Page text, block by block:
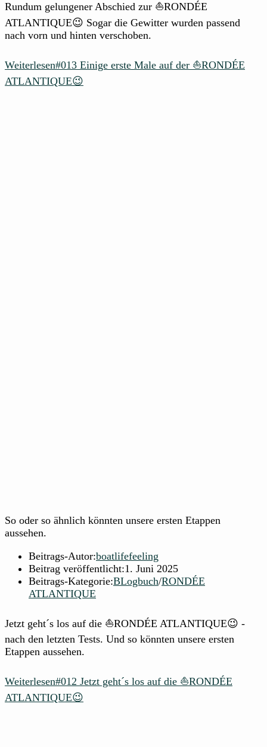
Rundum gelungener Abschied zur ⛵RONDÉE
ATLANTIQUE😉 Sogar die Gewitter wurden passend
nach vorn und hinten verschoben.
Weiterlesen#013 Einige erste Male auf der ⛵RONDÉE
ATLANTIQUE😉
So oder so ähnlich könnten unsere ersten Etappen
aussehen.
Beitrags-Autor:boatlifefeeling
Beitrag veröffentlicht:1. Juni 2025
Beitrags-Kategorie:BLogbuch/RONDÉE
ATLANTIQUE
Jetzt geht´s los auf die ⛵RONDÉE ATLANTIQUE😉 -
nach den letzten Tests. Und so könnten unsere ersten
Etappen aussehen.
Weiterlesen#012 Jetzt geht´s los auf die ⛵RONDÉE
ATLANTIQUE😉